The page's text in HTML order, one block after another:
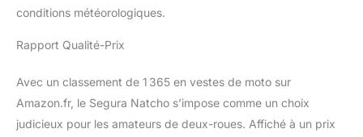
conditions météorologiques.
Rapport Qualité-Prix
Avec un classement de 1 365 en vestes de moto sur
Amazon.fr, le Segura Natcho s’impose comme un choix
judicieux pour les amateurs de deux-roues. Affiché à un prix